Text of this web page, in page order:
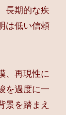
長期的な疾
は低い信頼
、再現性に
を過度に一
景を踏まえ